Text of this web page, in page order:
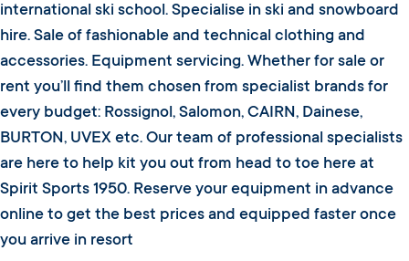
international ski school. Specialise in ski and snowboard
hire. Sale of fashionable and technical clothing and
accessories. Equipment servicing. Whether for sale or
rent you’ll find them chosen from specialist brands for
every budget: Rossignol, Salomon, CAIRN, Dainese,
BURTON, UVEX etc. Our team of professional specialists
are here to help kit you out from head to toe here at
Spirit Sports 1950. Reserve your equipment in advance
online to get the best prices and equipped faster once
you arrive in resort